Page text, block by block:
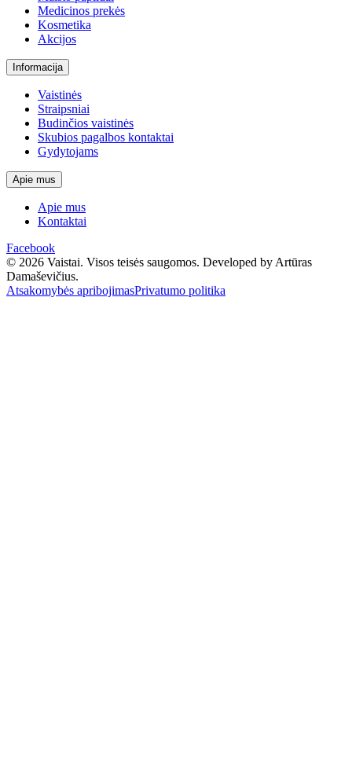
Medicinos prekės
Kosmetika
Akcijos
Informacija
Vaistinės
Straipsniai
Budinčios vaistinės
Skubios pagalbos kontaktai
Gydytojams
Apie mus
Apie mus
Kontaktai
Facebook
© 2026 Vaistai. Visos teisės saugomos. Developed by Artūras
Damaševičius.
Atsakomybės apribojimasPrivatumo politika